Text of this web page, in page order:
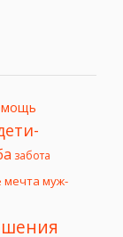
забота
мечта муж-